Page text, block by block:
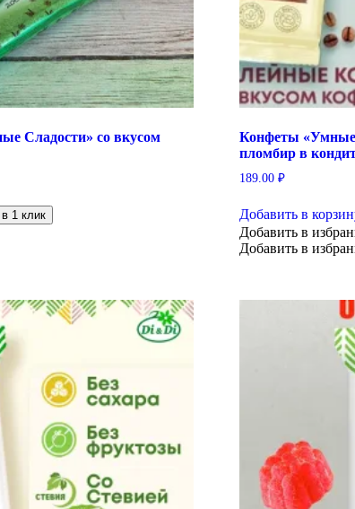
Сладости» со вкусом
1 клик
Конфеты «Умные
пломбир в
189.00 ₽
Добавить в
Добавить в
Добавить в